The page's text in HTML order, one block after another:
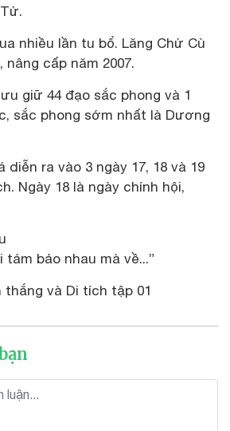
nhiều lần tu bổ. Lăng Chử Cù
cấp năm 2007.
giữ 44 đạo sắc phong và 1
sắc phong sớm nhất là Dương
diễn ra vào 3 ngày 17, 18 và 19
Ngày 18 là ngày chính hội,
bảo nhau mà về...”
thắng và Di tích tập 01